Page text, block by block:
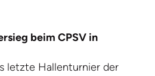
beim CPSV in
letzte Hallenturnier der